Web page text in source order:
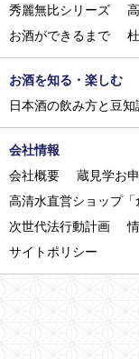
秀麗無比シリーズ
お酒ができるまで
お酒を知る・楽しむ
日本酒の飲み方と豆知
会社情報
会社概要
蔵見学お
高清水直営ショップ「
次世代法行動計画
サイトポリシー